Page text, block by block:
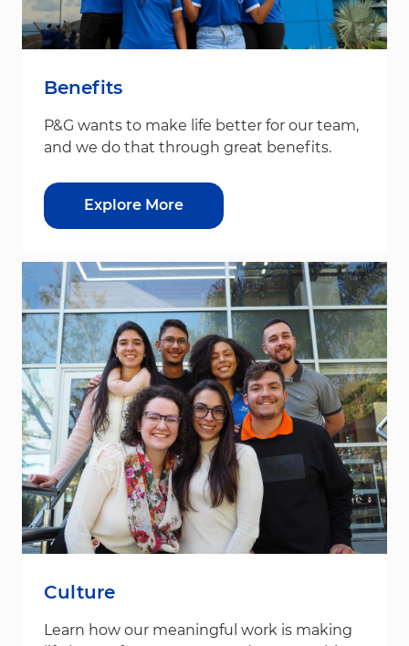
Benefits
P&G wants to make life better for our team,
and we do that through great benefits.
Explore More
Culture
Learn how our meaningful work is making